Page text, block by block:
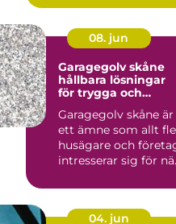
08. jun
Garagegolv skåne
hållbara lösningar
för trygga och
Garagegolv skåne är
ett ämne som allt
husägare och
intresserar sig för
04. jun